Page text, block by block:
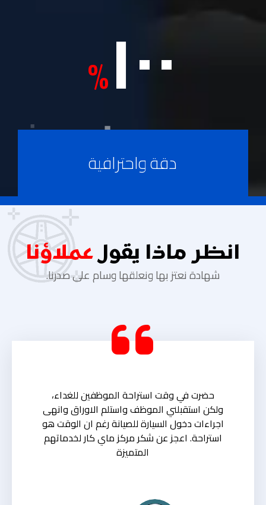
١٠٠%
دقة واحترافية
انظر ماذا يقولعملاؤنا
شهادة نعتز بها ونعلقها وسام على صدرنا.
حضرت في وقت استراحة الموظفين للغداء،
ولكن استقبلني الموظف واستلم الاوراق وانهى
اجراءات دخول السيارة للصيانة رغم ان الوقت هو
استراحة. اعجز عن شكر مركز ماي كار لخدماتهم
المتميزة